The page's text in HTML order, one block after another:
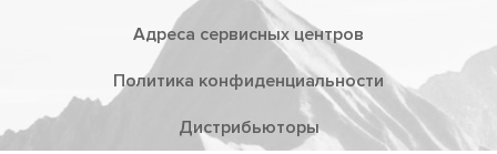
Адреса сервисных центров
Политика конфиденциальности
Дистрибьюторы